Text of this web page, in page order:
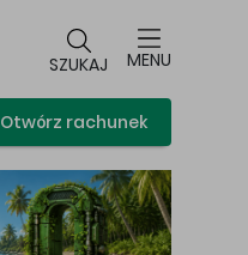
SZUKAJ MENU
Otwórz rachunek